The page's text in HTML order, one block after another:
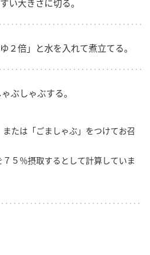
い大きさに切る。
２倍」と水を入れて煮立てる。
ぶしゃぶする。
たは「ごましゃぶ」をつけてお召
５％摂取するとして計算していま